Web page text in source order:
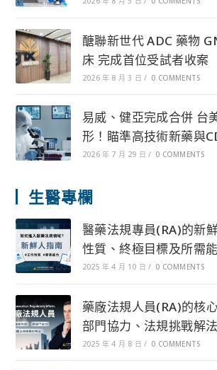
醣聯新世代 ADC 藥物
床 完成首位受試者收案
2026 年 8 月 3 日 / 0 COMMENTS
易威、健亞完成合併 台
形！瞄準高技術新藥與
2026 年 7 月 29 日 / 0 COMMENTS
生醫專欄
醫藥法規專員(RA)的新
性質、終極目標及所需能
2025 年 4 月 10 日 / 0 COMMENTS
藥廠法規人員(RA)的核
部門協力、法規挑戰解法
2025 年 4 月 8 日 / 0 COMMENTS